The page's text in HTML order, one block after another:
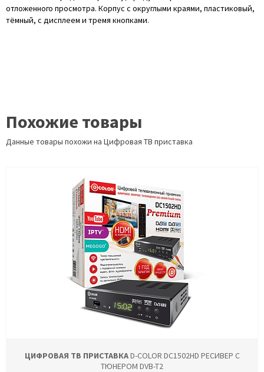
отложенного просмотра. Корпус с округлыми краями, пластиковый,
тёмный, с дисплеем и тремя кнопками.
Похожие товары
Данные товары похожи на Цифровая ТВ приставка
ЦИФРОВАЯ ТВ ПРИСТАВКАD-COLOR DC1502HD РЕСИВЕР С
ТЮНЕРОМ DVB-T2